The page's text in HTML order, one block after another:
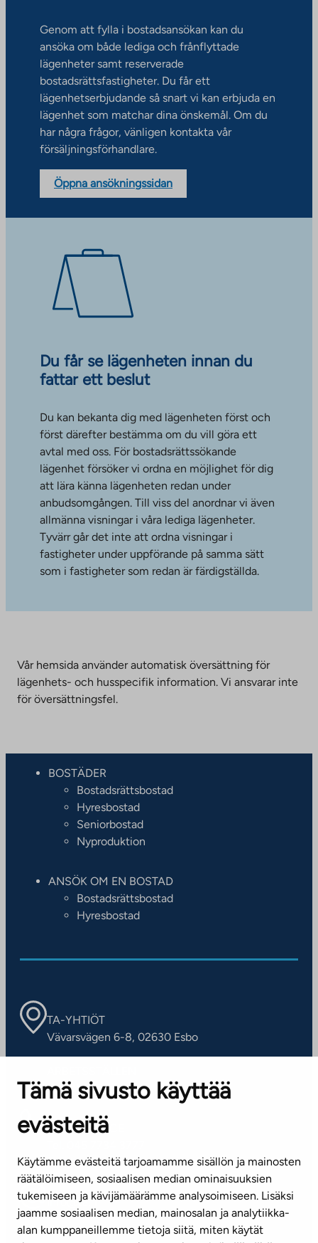
Tämä sivusto käyttää
evästeitä
Käytämme evästeitä tarjoamamme sisällön ja mainosten
räätälöimiseen, sosiaalisen median ominaisuuksien
tukemiseen ja kävijämäärämme analysoimiseen. Lisäksi
jaamme sosiaalisen median, mainosalan ja analytiikka-
alan kumppaneillemme tietoja siitä, miten käytät
Genom att fylla i bostadsansökan kan du
ansöka om både lediga och frånflyttade
lägenheter samt reserverade
bostadsrättsfastigheter. Du får ett
lägenhetserbjudande så snart vi kan erbjuda en
lägenhet som matchar dina önskemål. Om du
har några frågor, vänligen kontakta vår
försäljningsförhandlare.
Öppna ansökningssidan
Du får se lägenheten innan du
fattar ett beslut
Du kan bekanta dig med lägenheten först och
först därefter bestämma om du vill göra ett
avtal med oss. För bostadsrättssökande
lägenhet försöker vi ordna en möjlighet för dig
att lära känna lägenheten redan under
anbudsomgången. Till viss del anordnar vi även
allmänna visningar i våra lediga lägenheter.
Tyvärr går det inte att ordna visningar i
fastigheter under uppförande på samma sätt
som i fastigheter som redan är färdigställda.
Vår hemsida använder automatisk översättning för
lägenhets- och husspecifik information. Vi ansvarar inte
för översättningsfel.
BOSTÄDER
Bostadsrättsbostad
Hyresbostad
Seniorbostad
Nyproduktion
ANSÖK OM EN BOSTAD
Bostadsrättsbostad
Hyresbostad
TA-YHTIÖT
Vävarsvägen 6-8, 02630 Esbo
Kontaktinformation
KUNDSERVICE
(vardagar kl. 8–16)
info@ta.fi